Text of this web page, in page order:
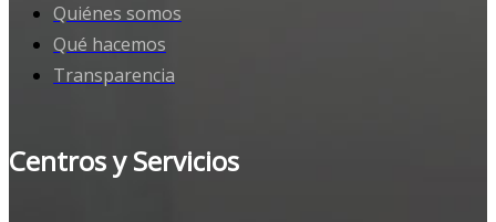
Quiénes somos
Qué hacemos
Transparencia
Centros y Servicios